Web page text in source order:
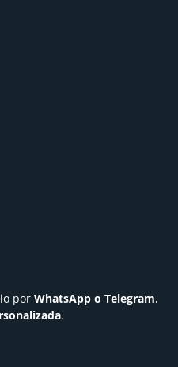
por WhatsApp o Telegram,
.